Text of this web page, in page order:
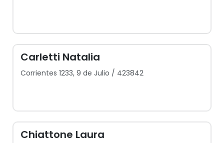
Carletti Natalia
Corrientes 1233, 9 de Julio / 423842
Chiattone Laura